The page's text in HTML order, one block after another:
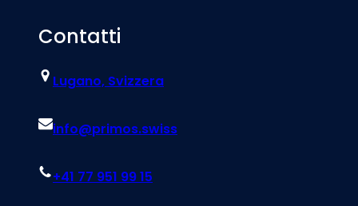
Contatti
Lugano, Svizzera
info@primos.swiss
+41 77 951 99 15